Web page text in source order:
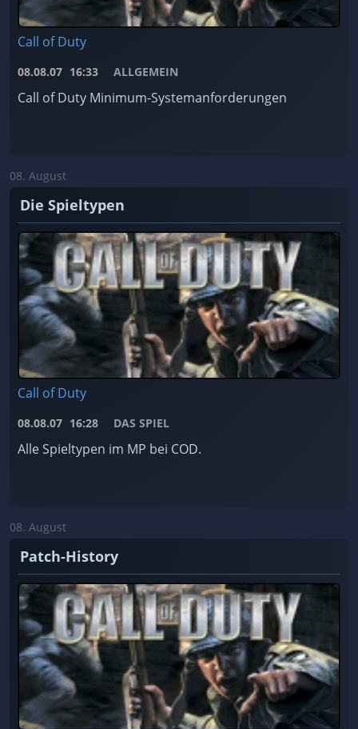
Call of Duty
08.08.07 16:33 ALLGEMEIN
Call of Duty Minimum-Systemanforderungen
08. August
Die Spieltypen
Call of Duty
08.08.07 16:28 DAS SPIEL
Alle Spieltypen im MP bei COD.
08. August
Patch-History